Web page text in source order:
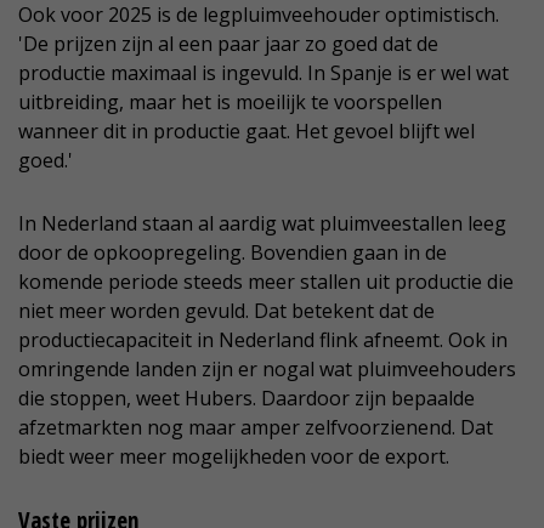
Ook voor 2025 is de legpluimveehouder optimistisch.
'De prijzen zijn al een paar jaar zo goed dat de
productie maximaal is ingevuld. In Spanje is er wel wat
uitbreiding, maar het is moeilijk te voorspellen
wanneer dit in productie gaat. Het gevoel blijft wel
goed.'
In Nederland staan al aardig wat pluimveestallen leeg
door de opkoopregeling. Bovendien gaan in de
komende periode steeds meer stallen uit productie die
niet meer worden gevuld. Dat betekent dat de
productiecapaciteit in Nederland flink afneemt. Ook in
omringende landen zijn er nogal wat pluimveehouders
die stoppen, weet Hubers. Daardoor zijn bepaalde
afzetmarkten nog maar amper zelfvoorzienend. Dat
biedt weer meer mogelijkheden voor de export.
Vaste prijzen